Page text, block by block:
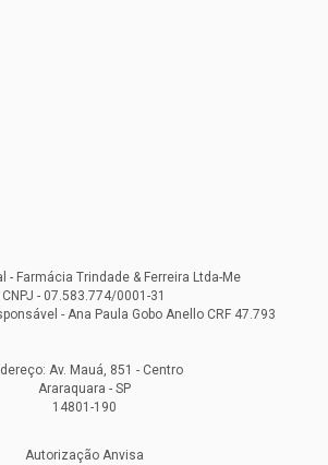
- Farmácia Trindade & Ferreira Ltda-Me
CNPJ - 07.583.774/0001-31
- Ana Paula Gobo Anello CRF 47.793
Av. Mauá, 851 - Centro
Araraquara - SP
14801-190
Autorização Anvisa